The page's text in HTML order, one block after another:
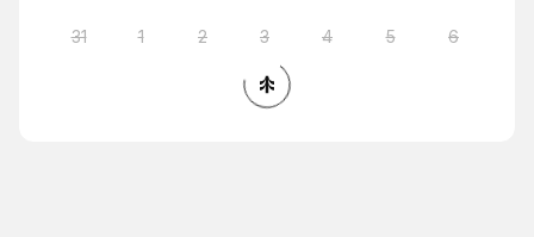
31 1 2 3 4 5 6